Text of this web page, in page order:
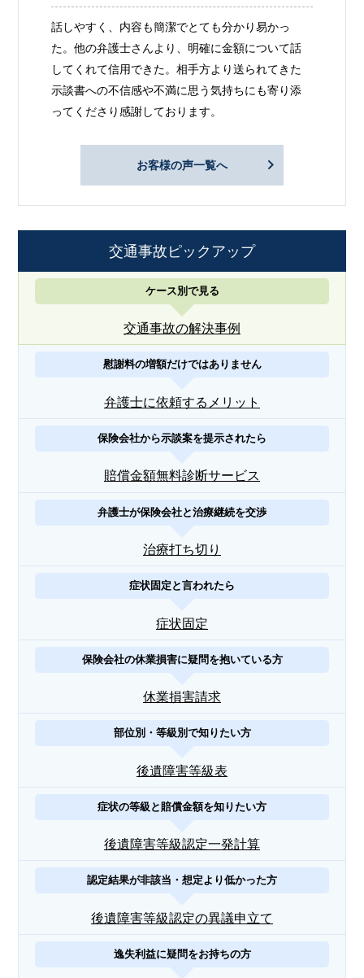
話しやすく、内容も簡潔でとても分かり易かっ
た。他の弁護士さんより、明確に金額について話
してくれて信用できた。相手方より送られてきた
示談書への不信感や不満に思う気持ちにも寄り添
ってくださり感謝しております。
お客様の声一覧へ
交通事故ピックアップ
ケース別で見る
交通事故の解決事例
慰謝料の増額だけではありません
弁護士に依頼するメリット
保険会社から示談案を提示されたら
賠償金額無料診断サービス
弁護士が保険会社と治療継続を交渉
治療打ち切り
症状固定と言われたら
症状固定
保険会社の休業損害に疑問を抱いている方
休業損害請求
部位別・等級別で知りたい方
後遺障害等級表
症状の等級と賠償金額を知りたい方
後遺障害等級認定一発計算
認定結果が非該当・想定より低かった方
後遺障害等級認定の異議申立て
逸失利益に疑問をお持ちの方